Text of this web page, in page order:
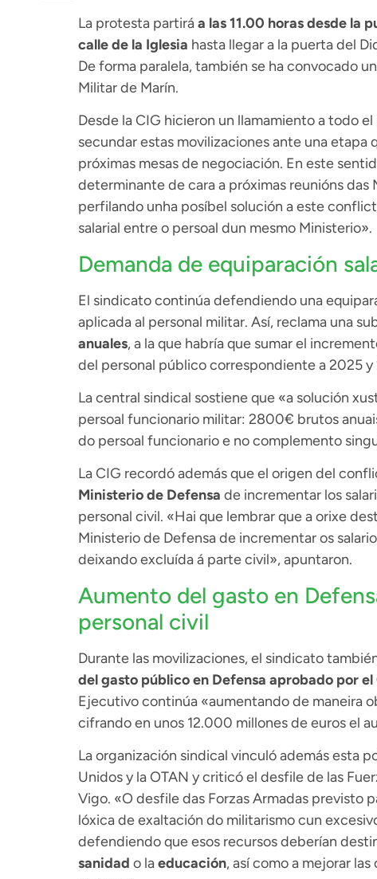
La protesta partiráa las 11.00 horas desde la
calle de la Iglesia hasta llegar a la puerta del
De forma paralela, también se ha convocado
Militar de Marín.
Desde la CIG hicieron un llamamiento a todo
secundar estas movilizaciones ante una
próximas mesas de negociación. En este
determinante de cara a próximas reunións
perfilando unha posíbel solución a este
salarial entre o persoal dun mesmo Ministerio».
Demanda de equiparación
El sindicato continúa defendiendo una
aplicada al personal militar. Así, reclama una
anuales, a la que habría que sumar el
del personal público correspondiente a 2025 y
La central sindical sostiene que «a solución
persoal funcionario militar: 2800€ brutos
do persoal funcionario e no complemento
La CIG recordó además que el origen del
Ministerio de Defensa de incrementar los
personal civil. «Hai que lembrar que a orixe
Ministerio de Defensa de incrementar os
deixando excluída á parte civil», apuntaron.
Aumento del gasto en
personal civil
Durante las movilizaciones, el sindicato
del gasto público en Defensa aprobado por
Ejecutivo continúa «aumentando de maneira
cifrando en unos 12.000 millones de euros el
La organización sindical vinculó además esta
Unidos y la OTAN y criticó el desfile de las
Vigo. «O desfile das Forzas Armadas previsto
lóxica de exaltación do militarismo cun
defendiendo que esos recursos deberían
sanidad o laeducación, así como a mejorar